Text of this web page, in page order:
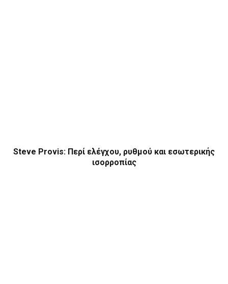
Steve Provis: Περί ελέγχου, ρυθμού και εσωτερικής
ισορροπίας